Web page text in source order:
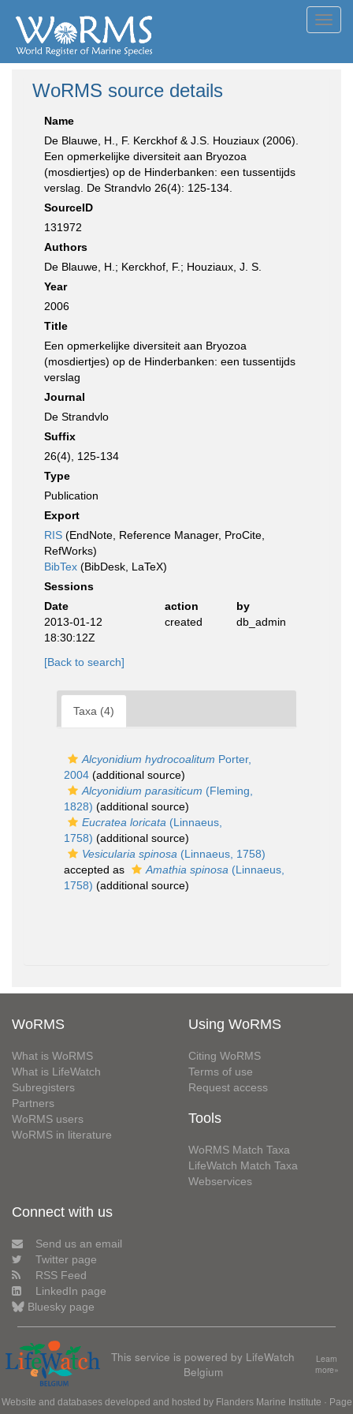
WoRMS source details
Name
De Blauwe, H., F. Kerckhof & J.S. Houziaux (2006).
Een opmerkelijke diversiteit aan Bryozoa
(mosdiertjes) op de Hinderbanken: een tussentijds
verslag. De Strandvlo 26(4): 125-134.
SourceID
131972
Authors
De Blauwe, H.; Kerckhof, F.; Houziaux, J. S.
Year
2006
Title
Een opmerkelijke diversiteit aan Bryozoa
(mosdiertjes) op de Hinderbanken: een tussentijds
verslag
Journal
De Strandvlo
Suffix
26(4), 125-134
Type
Publication
Export
RIS (EndNote, Reference Manager, ProCite,
RefWorks)
BibTex (BibDesk, LaTeX)
Sessions
Date
action
by
2013-01-12
18:30:12Z
created db_admin
[Back to search]
Taxa (4)
Alcyonidium hydrocoalitum Porter,
2004 (additional source)
Alcyonidium parasiticum (Fleming,
1828) (additional source)
Eucratea loricata (Linnaeus,
1758) (additional source)
Vesicularia spinosa (Linnaeus, 1758)
accepted as
Amathia spinosa (Linnaeus,
1758) (additional source)
WoRMS
What is WoRMS
What is LifeWatch
Subregisters
Partners
WoRMS users
WoRMS in literature
Using WoRMS
Citing WoRMS
Terms of use
Request access
Tools
WoRMS Match Taxa
LifeWatch Match Taxa
Webservices
Connect with us
Send us an email
Twitter page
RSS Feed
LinkedIn page
Bluesky page
This service is powered by LifeWatch
Belgium
Learn
more»
Website and databases developed and hosted by Flanders Marine Institute · Page